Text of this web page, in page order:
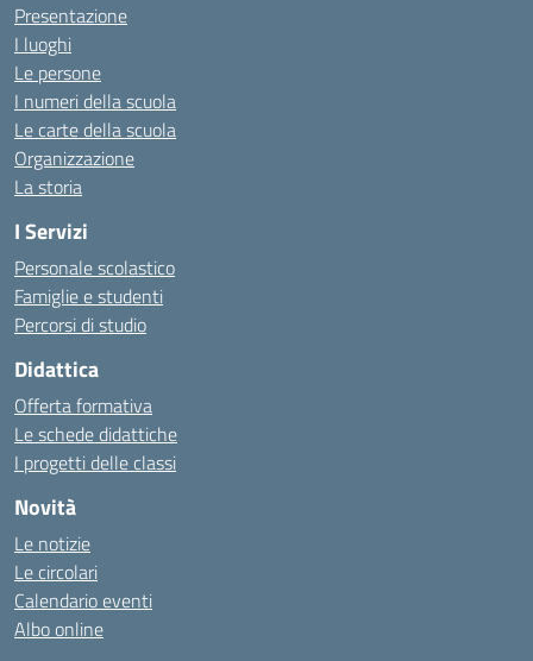
Presentazione
I luoghi
Le persone
I numeri della scuola
Le carte della scuola
Organizzazione
La storia
I Servizi
Personale scolastico
Famiglie e studenti
Percorsi di studio
Didattica
Offerta formativa
Le schede didattiche
I progetti delle classi
Novità
Le notizie
Le circolari
Calendario eventi
Albo online